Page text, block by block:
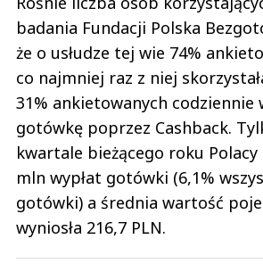
badania Fundacji Polska
że o usłudze tej wie 74%
co najmniej raz z niej
31% ankietowanych codziennie
gotówkę poprzez Cashback.
kwartale bieżącego roku
mln wypłat gotówki (6,1%
gotówki) a średnia wartość
wyniosła 216,7 PLN.